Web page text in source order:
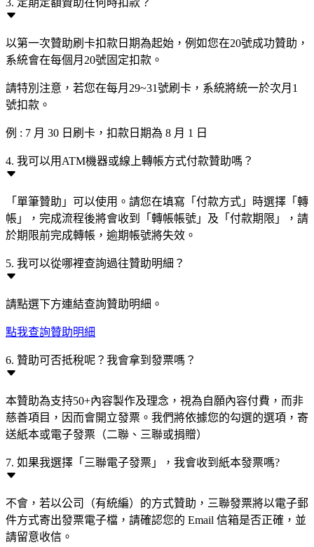
3. 定期定額贊助在何時扣款？
以第一次贊助刷卡扣款日期為起始，例如您在20號成功贊助，
系統會在每個月20號固定扣款。
請特別注意，若您在每月29~31號刷卡，系統將統一於次月1
號扣款。
例 : 7 月 30 日刷卡，扣款日期為 8 月 1 日
4. 我可以用ATM機器或線上轉帳方式付款贊助嗎？
「單筆贊助」可以使用。請您在填寫「付款方式」時選擇「轉
帳」，完成流程後將會收到「轉帳帳號」及「付款期限」，請
於期限前完成轉帳，逾期帳號將失效。
5. 我可以從哪裡查詢過往贊助明細？
請點選下方連結查詢贊助明細。
點我查詢贊助明細
6. 贊助可否抵稅呢？我會拿到發票嗎？
本贊助為支持50+內容製作及理念，視為自願內容付費，而非
慈善項目，因而會開立發票。我們將依據您的勾選的選項，寄
送紙本或電子發票（二聯、三聯或捐贈）
7. 如果我選擇「三聯電子發票」，我會收到紙本發票嗎?
不會，若以公司（有統編）的方式贊助，三聯發票將以電子郵
件方式寄出發票電子檔，請確認您的 Email 信箱是否正確，並
請留意收信。